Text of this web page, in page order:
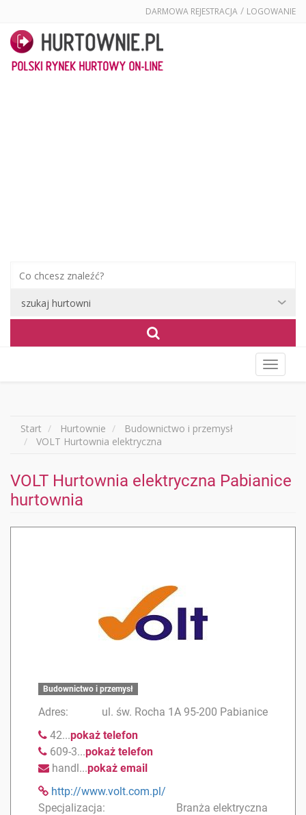
DARMOWA REJESTRACJA / LOGOWANIE
menu
Start Hurtownie
Budownictwo i przemysł
VOLT Hurtownia elektryczna
VOLT Hurtownia elektryczna Pabianice
hurtownia
Budownictwo i przemysł
Adres:
ul. św. Rocha 1A 95-200 Pabianice
42...pokaż telefon
609-3...pokaż telefon
handl...pokaż email
http://www.volt.com.pl/
Specjalizacja:
Branża elektryczna